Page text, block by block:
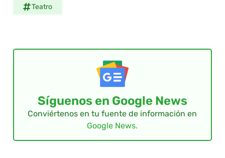
Teatro
Síguenos en Google News
Conviértenos en tu fuente de información en
Google News.